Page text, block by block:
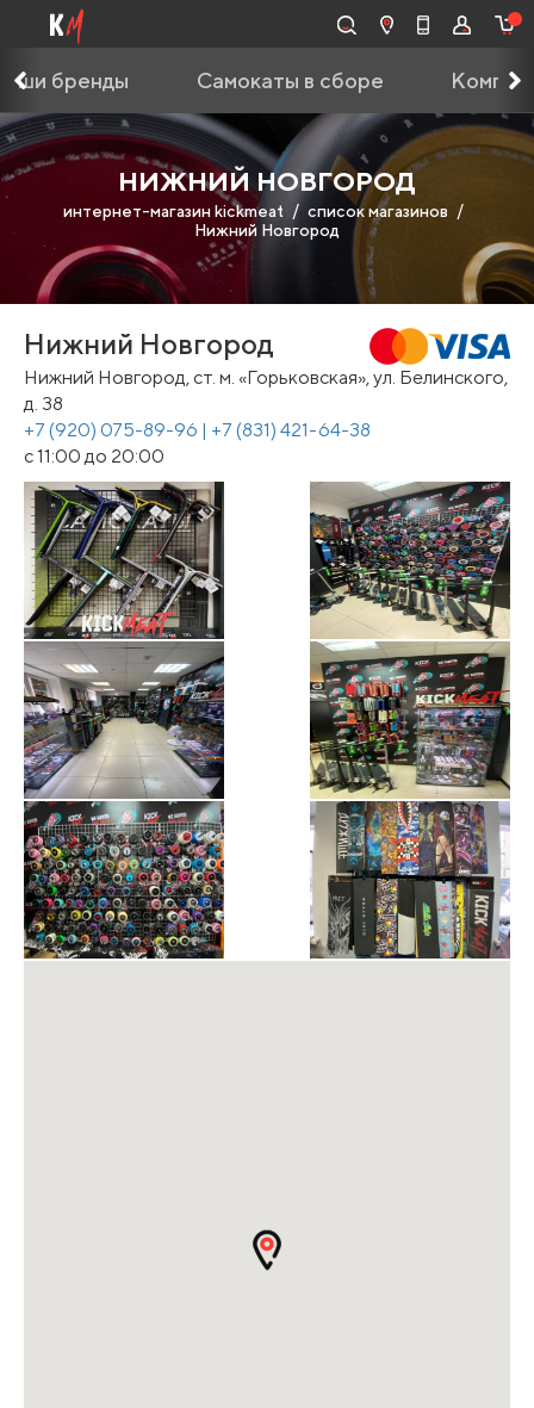
бренды Самокаты в сборе
НИЖНИЙ НОВГОРОД
интернет-магазин kickmeat
список магазинов
Нижний Новгород
Нижний Новгород
Нижний Новгород, ст. м. «Горьковская», ул. Белинского,
д. 38
+7 (920) 075-89-96 | +7 (831) 421-64-38
с 11:00 до 20:00